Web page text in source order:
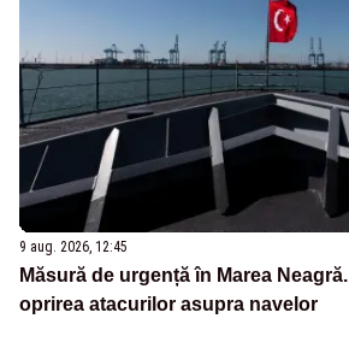
9 aug. 2026, 12:45
Măsură de urgență în Marea
oprirea atacurilor asupra navelor